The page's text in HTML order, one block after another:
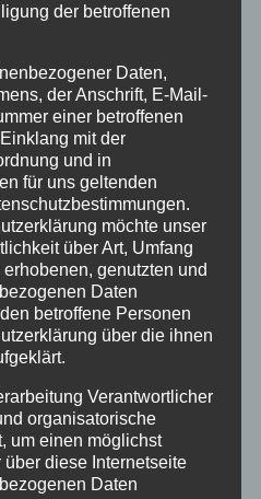
der Medizin in
kollektiven
gelenkt. Auch
medizinsichen
grade dieser Tage
mit Beweisen für
im
Sylvia Wagners
werden,
eingesetzt werden:
aller medizinischen
Kindern!
der betroffenen
Daten,
der Anschrift, E-Mail-
einer betroffenen
mit der
und in
für uns geltenden
möchte unser
über Art, Umfang
genutzten und
Daten
betroffene Personen
über die ihnen
Verantwortlicher
organisatorische
um einen möglichst
über diese Internetseite
Daten